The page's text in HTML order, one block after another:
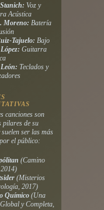
Voz y
Acústica
Moreno: Batería
Tajuelo: Bajo
Guitarra
Teclados y
canciones son
pilares de su
ser las más
el público:
(Camino
(Misterios
, 2017)
Químico(Una
y Completa,